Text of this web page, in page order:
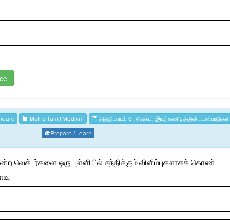
Maths Tamil Medium
அத்தியாயம் 6 : வெக்டர் இயற்கணிதத்தின் பயன்பாடுகள்
Prepare / Learn
வெக்டர்களை ஒரு புள்ளியில் சந்திக்கும் விளிம்புகளாகக் கொண்ட